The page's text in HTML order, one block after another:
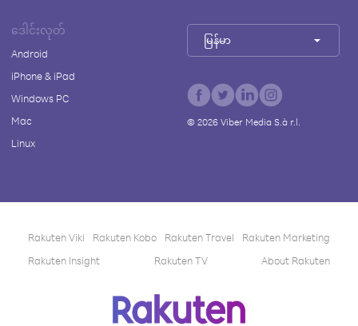
ဒေါင်းလုတ်
Android
iPhone & iPad
Windows PC
Mac
Linux
မြန်မာ
© 2026Viber Media S.à r.l.
Rakuten Viki Rakuten Kobo Rakuten Travel
Rakuten Marketing
Rakuten Insight
Rakuten TV About Rakuten